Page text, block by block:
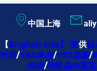
内
容
中国上海
【English site】提供硅
衬底/YAG单晶/YSZ晶圆/
纯铟/特殊晶向蓝